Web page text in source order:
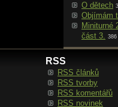
O dětech
Objímám
Miniturné
část 3. 386
RSS
RSS článků
RSS tvorby
RSS komentářů
RSS novinek